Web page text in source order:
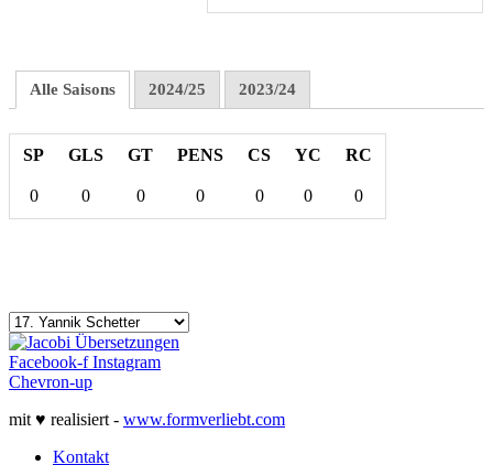
Alle Saisons 2024/25 2023/24
SP GLS GT PENS CS YC RC
0 0 0 0 0 0 0
Facebook-f Instagram
Chevron-up
mit ♥ realisiert - www.formverliebt.com
Kontakt